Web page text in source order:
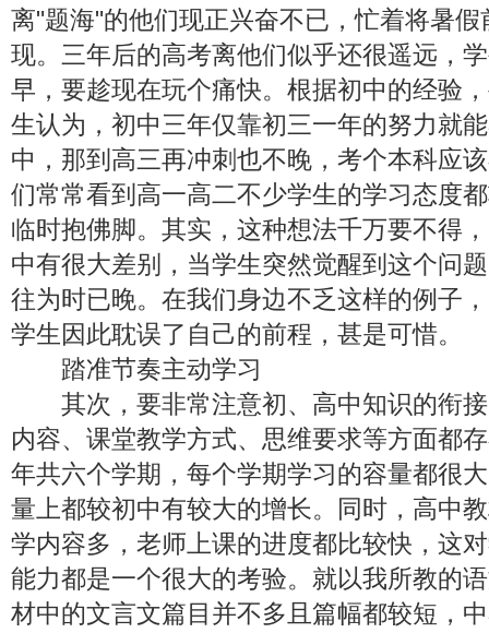
离"题海"的他们现正兴奋不已，忙着将暑
现。三年后的高考离他们似乎还很遥远，
早，要趁现在玩个痛快。根据初中的经验
生认为，初中三年仅靠初三一年的努力就
中，那到高三再冲刺也不晚，考个本科应
们常常看到高一高二不少学生的学习态度
临时抱佛脚。其实，这种想法千万要不得
中有很大差别，当学生突然觉醒到这个问
往为时已晚。在我们身边不乏这样的例子
学生因此耽误了自己的前程，甚是可惜。
踏准节奏主动学习
其次，要非常注意初、高中知识的衔接
内容、课堂教学方式、思维要求等方面都
年共六个学期，每个学期学习的容量都很
量上都较初中有较大的增长。同时，高中
学内容多，老师上课的进度都比较快，这
能力都是一个很大的考验。就以我所教的
材中的文言文篇目并不多且篇幅都较短，